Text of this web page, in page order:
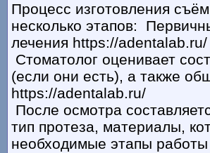
Процесс изготовления
несколько этапов:
лечения https://adentalab.ru/
Стоматолог оценивает
(если они есть), а также
https://adentalab.ru/
После осмотра
тип протеза, материалы,
необходимые этапы